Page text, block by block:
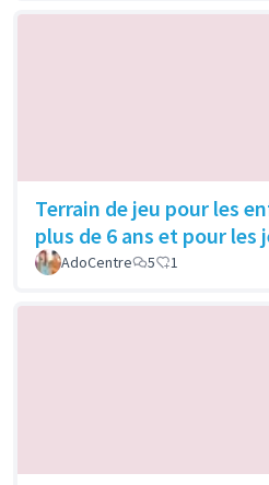
Terrain de jeu pour les
plus de 6 ans et pour les
AdoCentre 5 1